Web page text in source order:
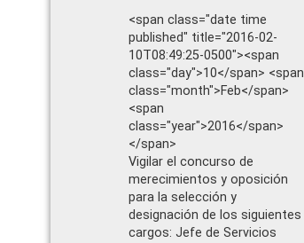
<span class="date time
published" title="2016-02-
10T08:49:25-0500"><span
class="day">10</span> <span
class="month">Feb</span>
<span
class="year">2016</span>
</span>
Vigilar el concurso de
merecimientos y oposición
para la selección y
designación de los siguientes
cargos: Jefe de Servicios